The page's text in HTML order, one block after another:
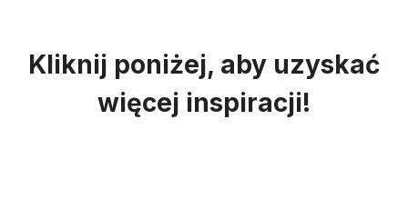
Kliknij poniżej, aby uzyskać
więcej inspiracji!